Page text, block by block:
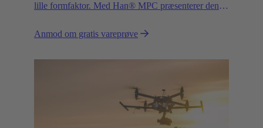
lille formfaktor. Med Han® MPC præsenterer den
første industristik til kommercielle droner.
Anmod om gratis vareprøve